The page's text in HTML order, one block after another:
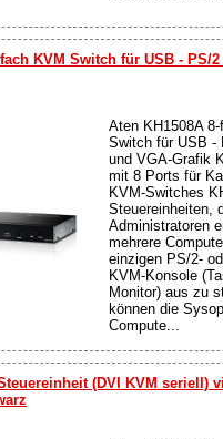
KVM Switch für USB - PS/
Aten KH1508A
Switch für USB -
und VGA-Grafik
mit 8 Ports für
KVM-Switches
Steuereinheiten,
Administratoren
mehrere
einzigen PS/2-
KVM-Konsole
Monitor) aus zu
können die
Compute...
(DVI KVM seriell)